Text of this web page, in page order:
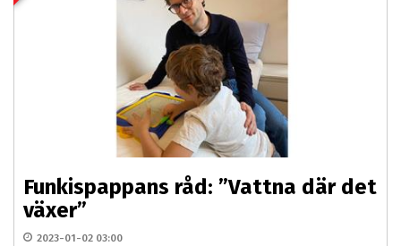
Funkispappans råd: ”Vattna där det
växer”
2023-01-02 03:00